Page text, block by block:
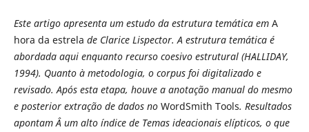
Este artigo apresenta um estudo da estrutura temática em A
hora da estrela de Clarice Lispector. A estrutura temática é
abordada aqui enquanto recurso coesivo estrutural (HALLIDAY,
1994). Quanto à metodologia, o corpus foi digitalizado e
revisado. Após esta etapa, houve a anotação manual do mesmo
e posterior extração de dados no WordSmith Tools. Resultados
apontam Â um alto índice de Temas ideacionais elípticos, o que